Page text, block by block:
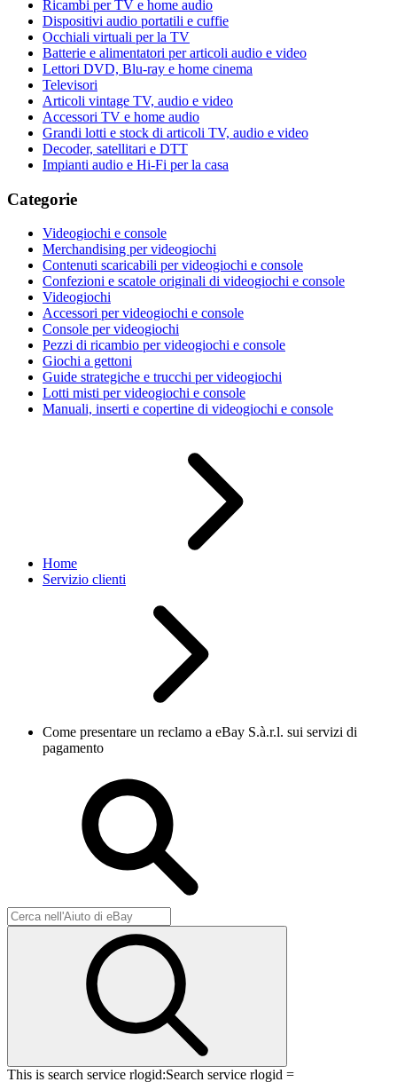
Ricambi per TV e home audio
Dispositivi audio portatili e cuffie
Occhiali virtuali per la TV
Batterie e alimentatori per articoli audio e video
Lettori DVD, Blu-ray e home cinema
Televisori
Articoli vintage TV, audio e video
Accessori TV e home audio
Grandi lotti e stock di articoli TV, audio e video
Decoder, satellitari e DTT
Impianti audio e Hi-Fi per la casa
Categorie
Videogiochi e console
Merchandising per videogiochi
Contenuti scaricabili per videogiochi e console
Confezioni e scatole originali di videogiochi e console
Videogiochi
Accessori per videogiochi e console
Console per videogiochi
Pezzi di ricambio per videogiochi e console
Giochi a gettoni
Guide strategiche e trucchi per videogiochi
Lotti misti per videogiochi e console
Manuali, inserti e copertine di videogiochi e console
Home
Servizio clienti
Come presentare un reclamo a eBay S.à.r.l. sui servizi di
pagamento
This is search service rlogid:Search service rlogid =